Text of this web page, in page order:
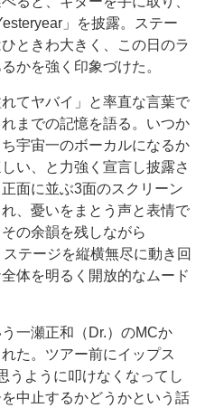
」を披露。ステー
ときわ大きく、この日のラ
かを強く印象づけた。
てヤバイ」と率直な言葉で
までの記憶を語る。いつか
宇宙一のボーカルになるか
い、と力強く宣言し披露さ
面に並ぶ3面のスクリーン
、憂いをまとう声と表情で
の余韻を残しながら
テージを縦横無尽に動き回
体を明るく開放的なムード
一瀬正和（Dr.）のMCか
た。ツアー前にイップス
うように叩けなくなってし
中止するかどうかという話